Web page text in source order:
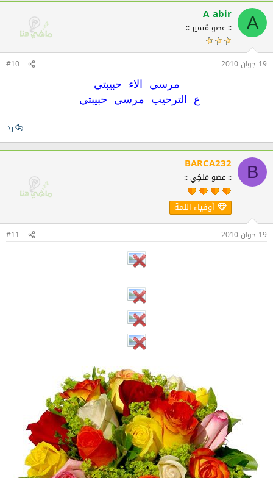
A
A_abir
:: عضو مُتميز ::
19 جوان 2010 #10
مرسي الاء حبيبتي
ع الترحيب مرسي حبيبتي
رد
B
BARCA232
:: عضو مَلكِي ::
أوفياء اللمة
19 جوان 2010 #11